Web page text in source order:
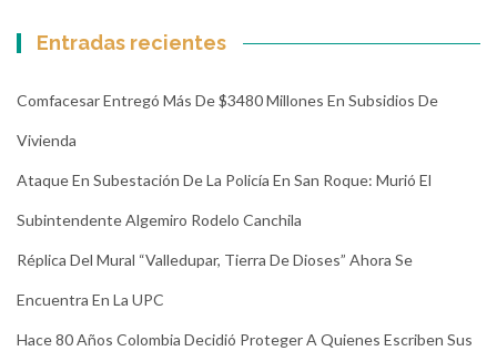
Entradas recientes
Comfacesar Entregó Más De $3480 Millones En Subsidios De
Vivienda
Ataque En Subestación De La Policía En San Roque: Murió El
Subintendente Algemiro Rodelo Canchila
Réplica Del Mural “Valledupar, Tierra De Dioses” Ahora Se
Encuentra En La UPC
Hace 80 Años Colombia Decidió Proteger A Quienes Escriben Sus